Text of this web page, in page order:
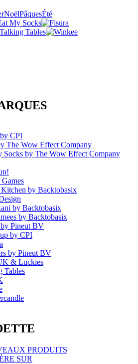
NoëlPâquesÉté
by CPI
The Wow Effect Company
Socks by The Wow Effect Company
by Backtobasix
by Backtobasix
by Backtobasix
by Pineut BV
by CPI
by Pineut BV
& Luckies
Tables
PRODUITS
SUR